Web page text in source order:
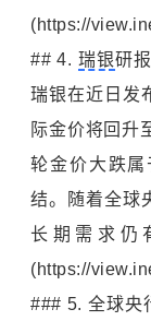
(https://
## 4. 瑞银研
瑞银在近日发
际金价将回升
轮金价大跌
结。随着全球
长期需求仍
(https://
### 5. 全球央